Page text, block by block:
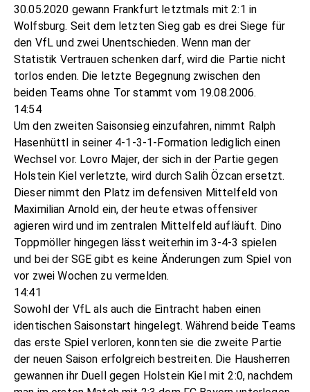
30.05.2020 gewann Frankfurt letztmals mit 2:1 in
Wolfsburg. Seit dem letzten Sieg gab es drei Siege für
den VfL und zwei Unentschieden. Wenn man der
Statistik Vertrauen schenken darf, wird die Partie nicht
torlos enden. Die letzte Begegnung zwischen den
beiden Teams ohne Tor stammt vom 19.08.2006.
14:54
Um den zweiten Saisonsieg einzufahren, nimmt Ralph
Hasenhüttl in seiner 4-1-3-1-Formation lediglich einen
Wechsel vor. Lovro Majer, der sich in der Partie gegen
Holstein Kiel verletzte, wird durch Salih Özcan ersetzt.
Dieser nimmt den Platz im defensiven Mittelfeld von
Maximilian Arnold ein, der heute etwas offensiver
agieren wird und im zentralen Mittelfeld aufläuft. Dino
Toppmöller hingegen lässt weiterhin im 3-4-3 spielen
und bei der SGE gibt es keine Änderungen zum Spiel von
vor zwei Wochen zu vermelden.
14:41
Sowohl der VfL als auch die Eintracht haben einen
identischen Saisonstart hingelegt. Während beide Teams
das erste Spiel verloren, konnten sie die zweite Partie
der neuen Saison erfolgreich bestreiten. Die Hausherren
gewannen ihr Duell gegen Holstein Kiel mit 2:0, nachdem